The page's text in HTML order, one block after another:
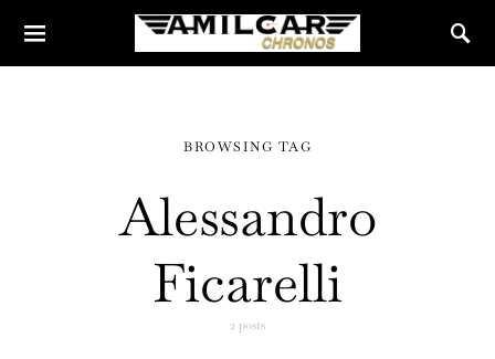
BROWSING TAG
Alessandro
Ficarelli
2 posts